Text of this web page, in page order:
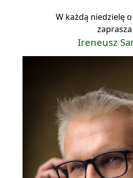
W każdą niedzielę
zaprasza
Ireneusz